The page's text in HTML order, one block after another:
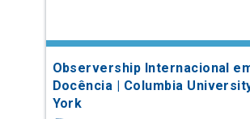
Observership Internacional
Docência | Columbia
York